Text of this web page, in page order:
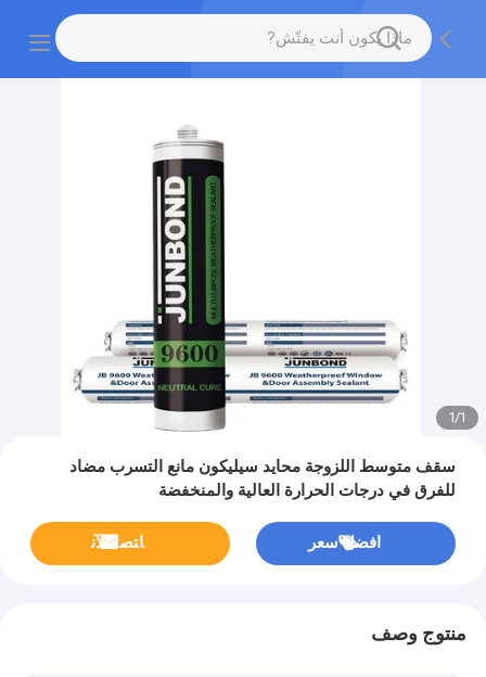
1
/
1
سقف متوسط ​​اللزوجة محايد سيليكون مانع التسرب مضاد
للفرق في درجات الحرارة العالية والمنخفضة
افضل سعر ﺎﺘﺼﻟ ﺍﻶﻧ
منتوج وصف